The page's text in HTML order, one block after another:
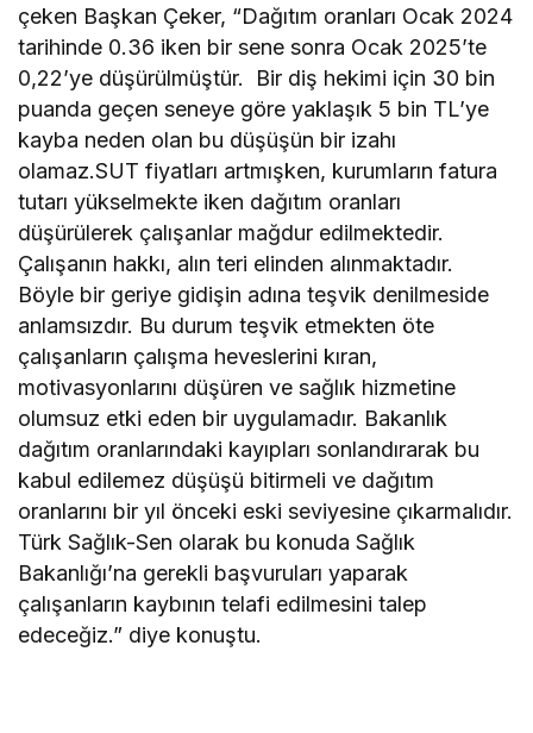
çeken Başkan Çeker, “Dağıtım oranları Ocak 2024
tarihinde 0.36 iken bir sene sonra Ocak 2025’te
0,22’ye düşürülmüştür. Bir diş hekimi için 30 bin
puanda geçen seneye göre yaklaşık 5 bin TL’ye
kayba neden olan bu düşüşün bir izahı
olamaz.SUT fiyatları artmışken, kurumların fatura
tutarı yükselmekte iken dağıtım oranları
düşürülerek çalışanlar mağdur edilmektedir.
Çalışanın hakkı, alın teri elinden alınmaktadır.
Böyle bir geriye gidişin adına teşvik denilmeside
anlamsızdır. Bu durum teşvik etmekten öte
çalışanların çalışma heveslerini kıran,
motivasyonlarını düşüren ve sağlık hizmetine
olumsuz etki eden bir uygulamadır. Bakanlık
dağıtım oranlarındaki kayıpları sonlandırarak bu
kabul edilemez düşüşü bitirmeli ve dağıtım
oranlarını bir yıl önceki eski seviyesine çıkarmalıdır.
Türk Sağlık-Sen olarak bu konuda Sağlık
Bakanlığı’na gerekli başvuruları yaparak
çalışanların kaybının telafi edilmesini talep
edeceğiz.” diye konuştu.